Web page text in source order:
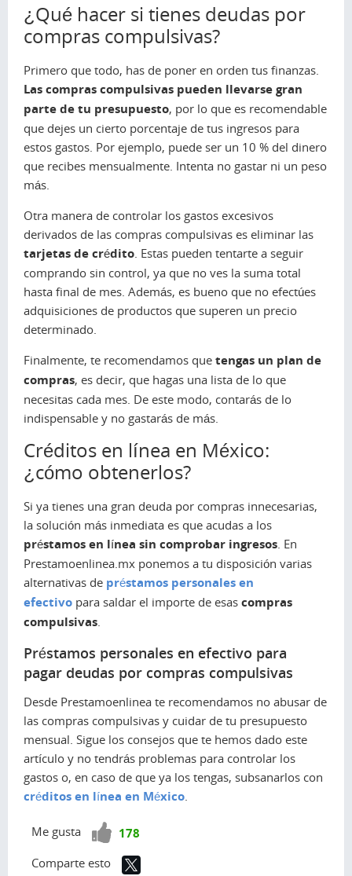
¿Qué hacer si tienes deudas por
compras compulsivas?
Primero que todo, has de poner en orden tus finanzas.
Las compras compulsivas pueden llevarse gran
parte de tu presupuesto, por lo que es recomendable
que dejes un cierto porcentaje de tus ingresos para
estos gastos. Por ejemplo, puede ser un 10 % del dinero
que recibes mensualmente. Intenta no gastar ni un peso
más.
Otra manera de controlar los gastos excesivos
derivados de las compras compulsivas es eliminar las
tarjetas de crédito . Estas pueden tentarte a seguir
comprando sin control, ya que no ves la suma total
hasta final de mes. Además, es bueno que no efectúes
adquisiciones de productos que superen un precio
determinado.
Finalmente, te recomendamos que tengas un plan de
compras, es decir, que hagas una lista de lo que
necesitas cada mes. De este modo, contarás de lo
indispensable y no gastarás de más.
Créditos en línea en México:
¿cómo obtenerlos?
Si ya tienes una gran deuda por compras innecesarias,
la solución más inmediata es que acudas a los
préstamos en línea sin comprobar ingresos . En
Prestamoenlinea.mx ponemos a tu disposición varias
alternativas de préstamos personales en
efectivo para saldar el importe de esas compras
compulsivas
Préstamos personales en efectivo para
pagar deudas por compras compulsivas
Desde Prestamoenlinea te recomendamos no abusar de
las compras compulsivas y cuidar de tu presupuesto
mensual. Sigue los consejos que te hemos dado este
artículo y no tendrás problemas para controlar los
gastos o, en caso de que ya los tengas, subsanarlos con
créditos en línea en México.
Me gusta
¡Vota178
Comparte esto